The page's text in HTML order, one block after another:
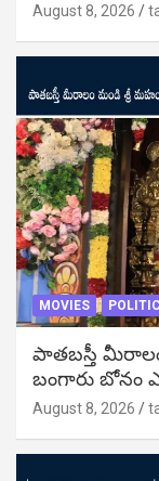
August 8, 2026
MOVIES
పాతబస్తీ
బంగారు బోనం
August 8, 2026